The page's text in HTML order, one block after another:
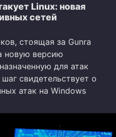
Linux: новая
сетей
стоящая за Gunra
новую версию
для атак
свидетельствует о
атак на Windows